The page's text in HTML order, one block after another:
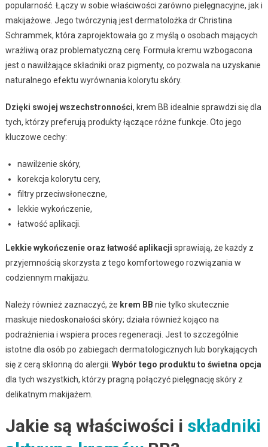
popularność. Łączy w sobie właściwości zarówno pielęgnacyjne, jak i
makijażowe. Jego twórczynią jest dermatolożka dr Christina
Schrammek, która zaprojektowała go z myślą o osobach mających
wrażliwą oraz problematyczną cerę. Formuła kremu wzbogacona
jest o nawilżające składniki oraz pigmenty, co pozwala na uzyskanie
naturalnego efektu wyrównania kolorytu skóry.
Dzięki swojej wszechstronności, krem BB idealnie sprawdzi się dla
tych, którzy preferują produkty łączące różne funkcje. Oto jego
kluczowe cechy:
nawilżenie skóry,
korekcja kolorytu cery,
filtry przeciwsłoneczne,
lekkie wykończenie,
łatwość aplikacji.
Lekkie wykończenie oraz łatwość aplikacji sprawiają, że każdy z
przyjemnością skorzysta z tego komfortowego rozwiązania w
codziennym makijażu.
Należy również zaznaczyć, że krem BB nie tylko skutecznie
maskuje niedoskonałości skóry; działa również kojąco na
podrażnienia i wspiera proces regeneracji. Jest to szczególnie
istotne dla osób po zabiegach dermatologicznych lub borykających
się z cerą skłonną do alergii. Wybór tego produktu to świetna opcja
dla tych wszystkich, którzy pragną połączyć pielęgnację skóry z
delikatnym makijażem.
Jakie są właściwości i składniki